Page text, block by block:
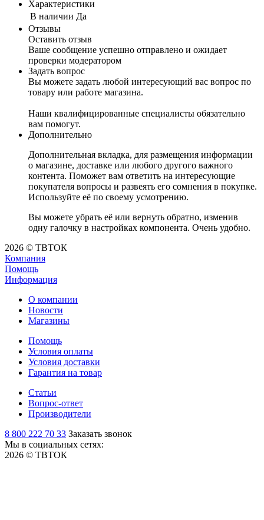
Характеристики
В наличии Да
Отзывы
Оставить отзыв
Ваше сообщение успешно отправлено и ожидает
проверки модератором
Задать вопрос
Вы можете задать любой интересующий вас вопрос по
товару или работе магазина.
Наши квалифицированные специалисты обязательно
вам помогут.
Дополнительно
Дополнительная вкладка, для размещения информации
о магазине, доставке или любого другого важного
контента. Поможет вам ответить на интересующие
покупателя вопросы и развеять его сомнения в покупке.
Используйте её по своему усмотрению.
Вы можете убрать её или вернуть обратно, изменив
одну галочку в настройках компонента. Очень удобно.
2026 © ТВТОК
Компания
Помощь
Информация
О компании
Новости
Магазины
Помощь
Условия оплаты
Условия доставки
Гарантия на товар
Статьи
Вопрос-ответ
Производители
8 800 222 70 33 Заказать звонок
Мы в социальных сетях:
2026 © ТВТОК